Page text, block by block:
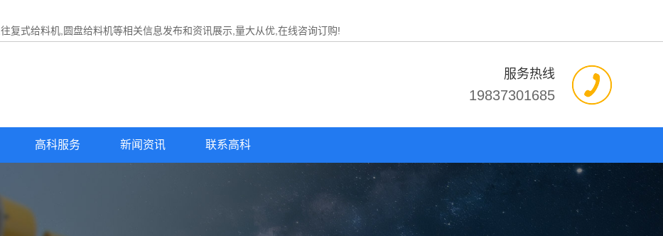
,往复式给料机,圆盘给料机等相关信息发布和资讯展示,量大从优,在线咨询订购!
服务热线
19837301685
高科服务 新闻资讯 联系高科